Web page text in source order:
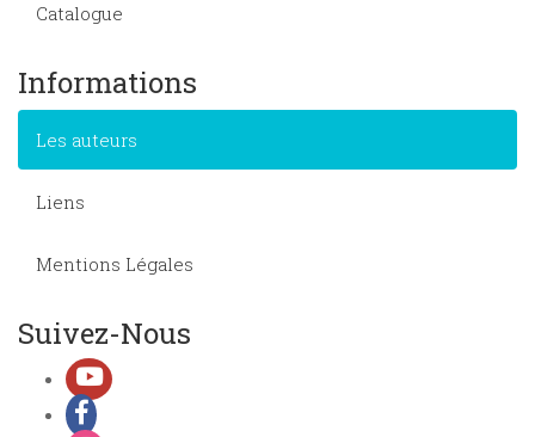
Catalogue
Informations
Les auteurs
Liens
Mentions Légales
Suivez-Nous